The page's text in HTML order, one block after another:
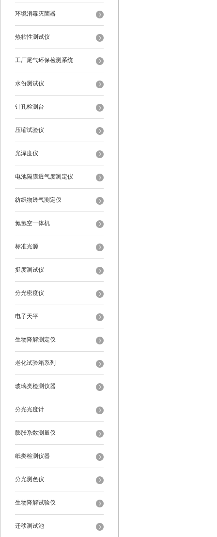
环境消毒灭菌器
热粘性测试仪
工厂尾气环保检测系统
水份测试仪
针孔检测台
压缩试验仪
光泽度仪
电池隔膜透气度测定仪
纺织物透气测定仪
氮氢空一体机
标准光源
挺度测试仪
分光密度仪
电子天平
生物降解测定仪
老化试验箱系列
玻璃类检测仪器
分光光度计
膨胀系数测量仪
纸类检测仪器
分光测色仪
生物降解试验仪
迁移测试池